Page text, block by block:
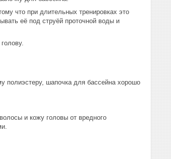
что при длительных тренировках это
её под струёй проточной воды и
полиэстеру, шапочка для бассейна хорошо
и кожу головы от вредного